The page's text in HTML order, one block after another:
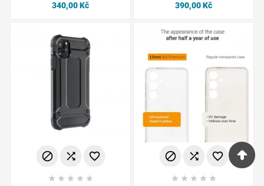
340,00 Kč 390,00 Kč
  
    
  
    